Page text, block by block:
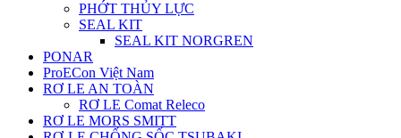
PHỚT THỦY LỰC
SEAL KIT
SEAL KIT NORGREN
PONAR
ProECon Việt Nam
RƠ LE AN TOÀN
RƠ LE Comat Releco
RƠ LE MORS SMITT